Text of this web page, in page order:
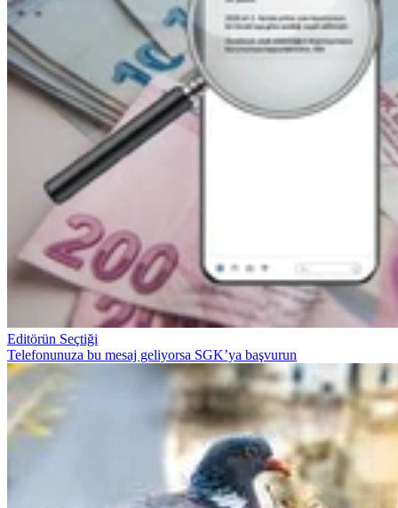
Editörün Seçtiği
Telefonunuza bu mesaj geliyorsa SGK’ya başvurun